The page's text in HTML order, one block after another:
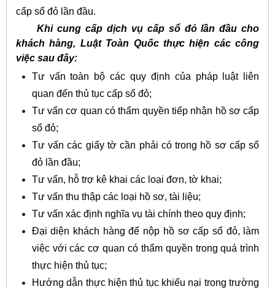
cấp sổ đỏ lần đầu.
Khi cung cấp dịch vụ cấp sổ đỏ lần đầu cho
khách hàng, Luật Toàn Quốc thực hiện các công
việc sau đây:
Tư vấn toàn bộ các quy định của pháp luật liên
quan đến thủ tục cấp sổ đỏ;
Tư vấn cơ quan có thẩm quyền tiếp nhận hồ sơ cấp
sổ đỏ;
Tư vấn các giấy tờ cần phải có trong hồ sơ cấp sổ
đỏ lần đầu;
Tư vấn, hỗ trợ kê khai các loại đơn, tờ khai;
Tư vấn thu thập các loại hồ sơ, tài liệu;
Tư vấn xác định nghĩa vụ tài chính theo quy định;
Đại diện khách hàng để nộp hồ sơ cấp sổ đỏ, làm
việc với các cơ quan có thẩm quyền trong quá trình
thực hiện thủ tục;
Hướng dẫn thực hiện thủ tục khiếu nại trong trường